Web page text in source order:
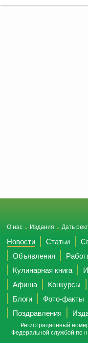
О нас Издания Дать
Новости Статьи
Объявления
Кулинарная книга
Афиша
Конкурсы
Блоги
Фото-факты
Поздравления
Регистрационный
Федеральной службой по